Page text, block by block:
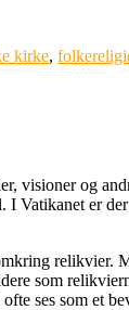
kirke,
visioner og
Vatikanet er
relikvier.
som
ses som et